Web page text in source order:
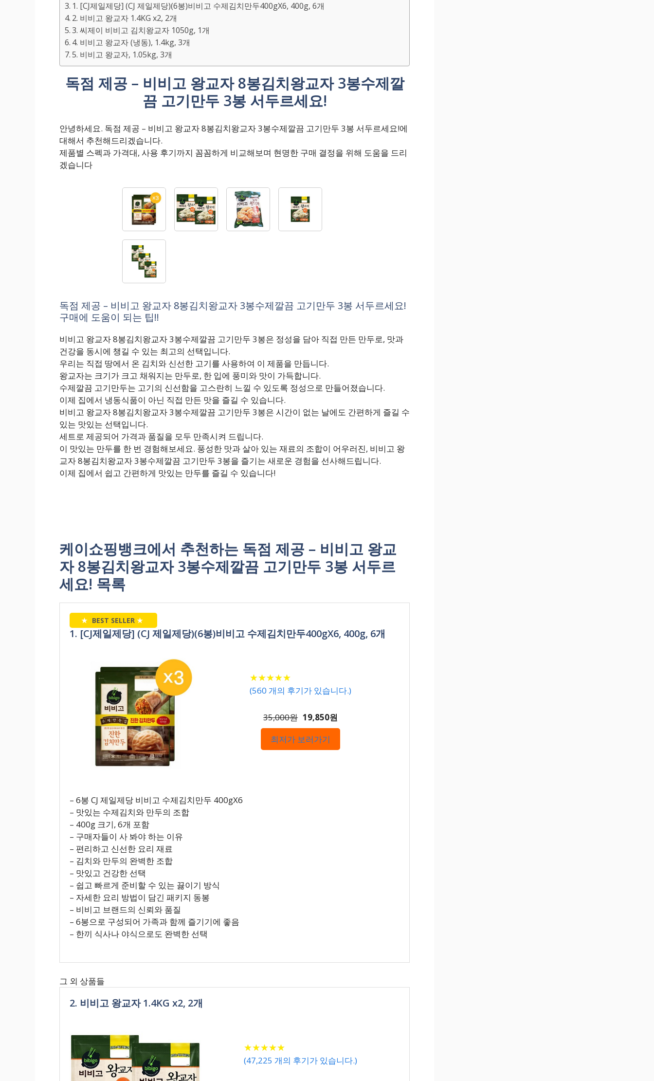
1. [CJ제일제당] (CJ 제일제당)(6봉)비비고 수제김치만두400gX6, 400g, 6개
2. 비비고 왕교자 1.4KG x2, 2개
3. 씨제이 비비고 김치왕교자 1050g, 1개
4. 비비고 왕교자 (냉동), 1.4kg, 3개
5. 비비고 왕교자, 1.05kg, 3개
독점 제공 – 비비고 왕교자 8봉김치왕교자 3봉수제깔
끔 고기만두 3봉 서두르세요!
안녕하세요. 독점 제공 – 비비고 왕교자 8봉김치왕교자 3봉수제깔끔 고기만두 3봉 서두르세요!에
대해서 추천해드리겠습니다.
제품별 스펙과 가격대, 사용 후기까지 꼼꼼하게 비교해보며 현명한 구매 결정을 위해 도움을 드리
겠습니다
독점 제공 – 비비고 왕교자 8봉김치왕교자 3봉수제깔끔 고기만두 3봉 서두르세요!
구매에 도움이 되는 팁!!
비비고 왕교자 8봉김치왕교자 3봉수제깔끔 고기만두 3봉은 정성을 담아 직접 만든 만두로, 맛과
건강을 동시에 챙길 수 있는 최고의 선택입니다.
우리는 직접 땅에서 온 김치와 신선한 고기를 사용하여 이 제품을 만듭니다.
왕교자는 크기가 크고 채워지는 만두로, 한 입에 풍미와 맛이 가득합니다.
수제깔끔 고기만두는 고기의 신선함을 고스란히 느낄 수 있도록 정성으로 만들어졌습니다.
이제 집에서 냉동식품이 아닌 직접 만든 맛을 즐길 수 있습니다.
비비고 왕교자 8봉김치왕교자 3봉수제깔끔 고기만두 3봉은 시간이 없는 날에도 간편하게 즐길 수
있는 맛있는 선택입니다.
세트로 제공되어 가격과 품질을 모두 만족시켜 드립니다.
이 맛있는 만두를 한 번 경험해보세요. 풍성한 맛과 살아 있는 재료의 조합이 어우러진, 비비고 왕
교자 8봉김치왕교자 3봉수제깔끔 고기만두 3봉을 즐기는 새로운 경험을 선사해드립니다.
이제 집에서 쉽고 간편하게 맛있는 만두를 즐길 수 있습니다!
케이쇼핑뱅크에서 추천하는 독점 제공 – 비비고 왕교
자 8봉김치왕교자 3봉수제깔끔 고기만두 3봉 서두르
세요! 목록
★ BEST SELLER ★
1. [CJ제일제당] (CJ 제일제당)(6봉)비비고 수제김치만두400gX6, 400g, 6개
★★★★★
★★★★★
(560 개의 후기가 있습니다.)
35,000원 19,850원
최저가 보러가기
– 6봉 CJ 제일제당 비비고 수제김치만두 400gX6
– 맛있는 수제김치와 만두의 조합
– 400g 크기, 6개 포함
– 구매자들이 사 봐야 하는 이유
– 편리하고 신선한 요리 재료
– 김치와 만두의 완벽한 조합
– 맛있고 건강한 선택
– 쉽고 빠르게 준비할 수 있는 끓이기 방식
– 자세한 요리 방법이 담긴 패키지 동봉
– 비비고 브랜드의 신뢰와 품질
– 6봉으로 구성되어 가족과 함께 즐기기에 좋음
– 한끼 식사나 야식으로도 완벽한 선택
그 외 상품들
2. 비비고 왕교자 1.4KG x2, 2개
★★★★★
★★★★★
(47,225 개의 후기가 있습니다.)